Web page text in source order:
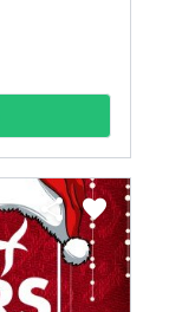
share favorite